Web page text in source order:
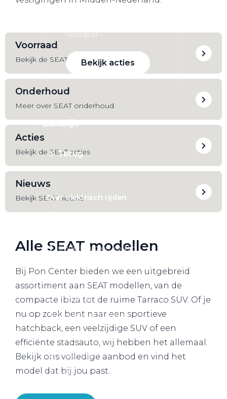
voordeel
Bekijk acties
Zakelijk
Terug
Over elektrisch rijden
Over elektrisch rijden
Onderhoud en kosten
Duurzaamheid
Voordelen
Veelgestelde vragen
Aanbod elektrisch
Volkswagen
Audi
Voorraad
Bekijk de SEAT voorraad
Onderhoud
Meer over SEAT onderhoud
Acties
Bekijk de SEAT acties
Nieuws
Bekijk SEAT nieuws
Alle SEAT modellen
Bij Pon Center bieden we een uitgebreid
assortiment aan SEAT modellen, van de
compacte Ibiza tot de ruime Tarraco SUV. Of je
nu op zoek bent naar een sportieve
hatchback, een veelzijdige SUV of een
efficiënte stadsauto, wij hebben het allemaal.
Bekijk ons volledige aanbod en vind het
model dat bij jou past.